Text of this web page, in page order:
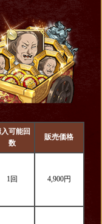
可能回
数
販売価格
1回 4,900円